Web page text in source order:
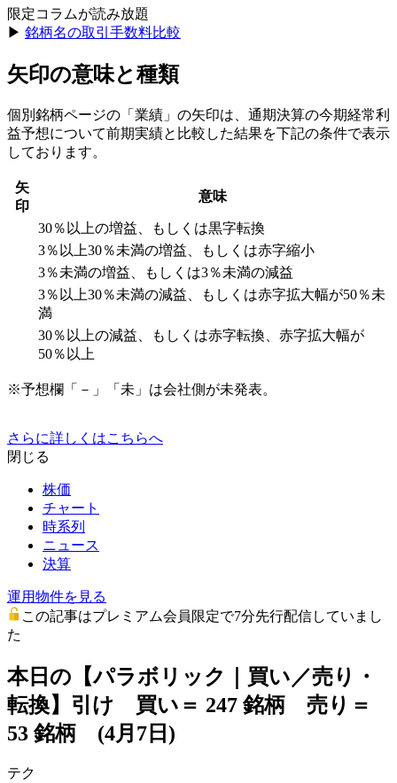
限定コラムが読み放題
▶︎ 銘柄名の取引手数料比較
矢印の意味と種類
個別銘柄ページの「業績」の矢印は、通期決算の今期経常利
益予想について前期実績と比較した結果を下記の条件で表示
しております。
矢
印
意味
30％以上の増益、もしくは黒字転換
3％以上30％未満の増益、もしくは赤字縮小
3％未満の増益、もしくは3％未満の減益
3％以上30％未満の減益、もしくは赤字拡大幅が50％未
満
30％以上の減益、もしくは赤字転換、赤字拡大幅が
50％以上
※予想欄「－」「未」は会社側が未発表。
さらに詳しくはこちらへ
閉じる
株価
チャート
時系列
ニュース
決算
運用物件を見る
この記事はプレミアム会員限定で7分先行配信していまし
た
本日の【パラボリック｜買い／売り・
転換】引け 買い＝ 247 銘柄 売り＝
53 銘柄 (4月7日)
テク